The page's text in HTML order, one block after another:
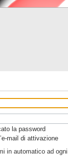
la password
mail di attivazione
in automatico ad